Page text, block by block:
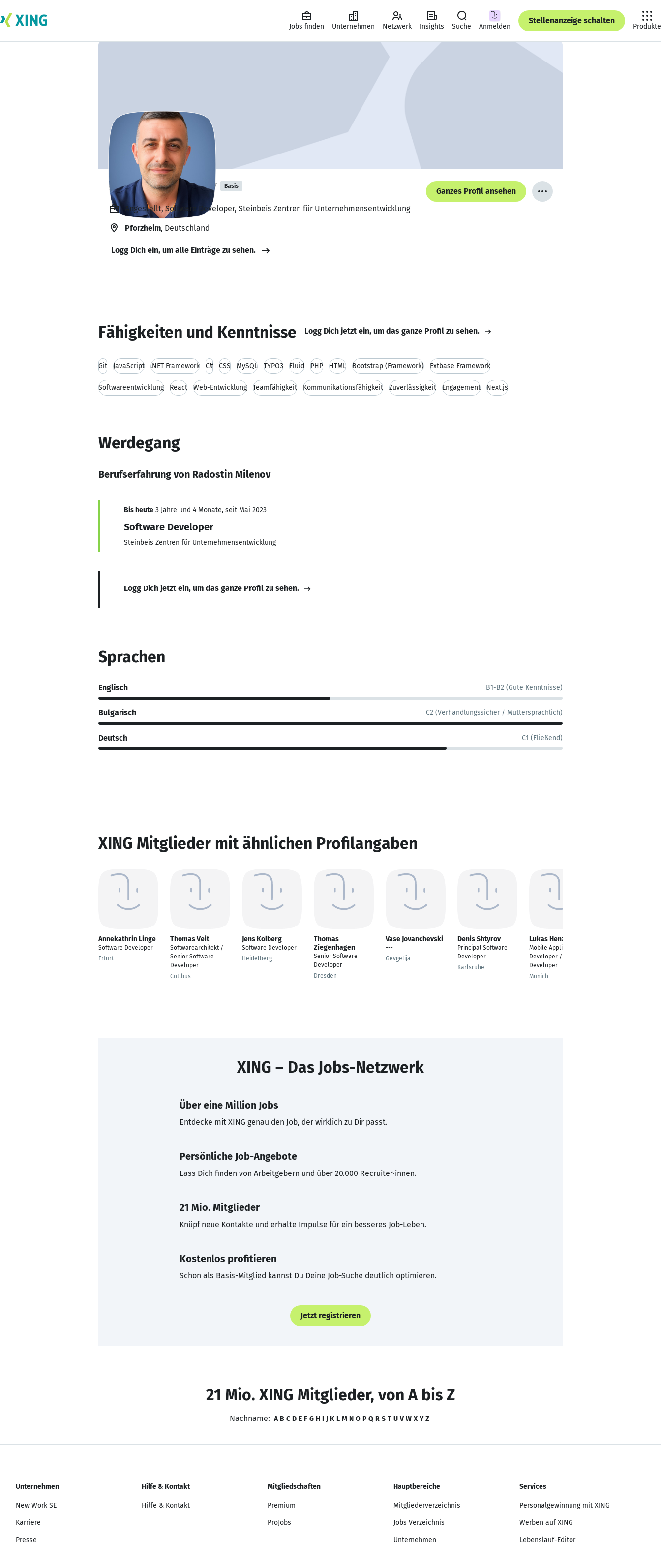
Jobs finden Unternehmen Netzwerk Insights Suche Anmelden
Stellenanzeige schalten
Produkte
Radostin Milenov Basis
Ganzes Profil ansehen
Angestellt, Software Developer, Steinbeis Zentren für Unternehmensentwicklung
Pforzheim, Deutschland
Logg Dich ein, um alle Einträge zu sehen.
Fähigkeiten und Kenntnisse Logg Dich jetzt ein, um das ganze Profil zu sehen.
Git JavaScript .NET Framework C# CSS MySQL TYPO3 Fluid PHP HTML Bootstrap (Framework) Extbase Framework
Softwareentwicklung React Web-Entwicklung Teamfähigkeit Kommunikationsfähigkeit Zuverlässigkeit Engagement Next.js
Werdegang
Berufserfahrung von Radostin Milenov
Bis heute 3 Jahre und 4 Monate, seit Mai 2023
Software Developer
Steinbeis Zentren für Unternehmensentwicklung
Logg Dich jetzt ein, um das ganze Profil zu sehen.
Sprachen
Englisch B1-B2 (Gute Kenntnisse)
Bulgarisch C2 (Verhandlungssicher / Muttersprachlich)
Deutsch C1 (Fließend)
XING Mitglieder mit ähnlichen Profilangaben
Annekathrin Linge
Software Developer
Erfurt
Thomas Veit
Softwarearchitekt /
Senior Software
Developer
Cottbus
Jens Kolberg
Software Developer
Heidelberg
Thomas
Ziegenhagen
Senior Software
Developer
Dresden
Vase Jovanchevski
---
Gevgelija
Denis Shtyrov
Principal Software
Developer
Karlsruhe
Lukas Henze
Mobile Application
Developer / Software
Developer
Munich
XING – Das Jobs-Netzwerk
Über eine Million Jobs
Entdecke mit XING genau den Job, der wirklich zu Dir passt.
Persönliche Job-Angebote
Lass Dich finden von Arbeitgebern und über 20.000 Recruiter·innen.
21 Mio. Mitglieder
Knüpf neue Kontakte und erhalte Impulse für ein besseres Job-Leben.
Kostenlos profitieren
Schon als Basis-Mitglied kannst Du Deine Job-Suche deutlich optimieren.
Jetzt registrieren
21 Mio. XING Mitglieder, von A bis Z
Nachname: A B C D E F G H I J K L M N O P Q R S T U V W X Y Z
Unternehmen
New Work SE
Karriere
Presse
Hilfe & Kontakt
Hilfe & Kontakt
Mitgliedschaften
Premium
ProJobs
Hauptbereiche
Mitgliederverzeichnis
Jobs Verzeichnis
Unternehmen
Services
Personalgewinnung mit XING
Werben auf XING
Lebenslauf-Editor